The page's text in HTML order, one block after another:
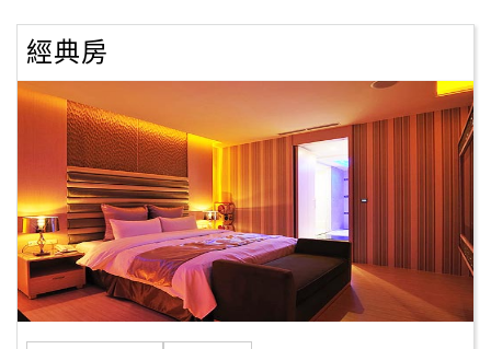
務
滿
意
度
訂
提供顧客最頂級的服務和享受
使您的身心靈都得到紓解與釋放
期待本館能有機會為您服務
經典房